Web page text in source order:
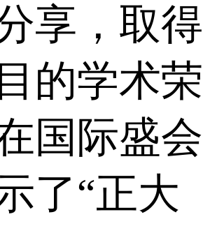
享，取得
的学术荣
国际盛会
了“正大